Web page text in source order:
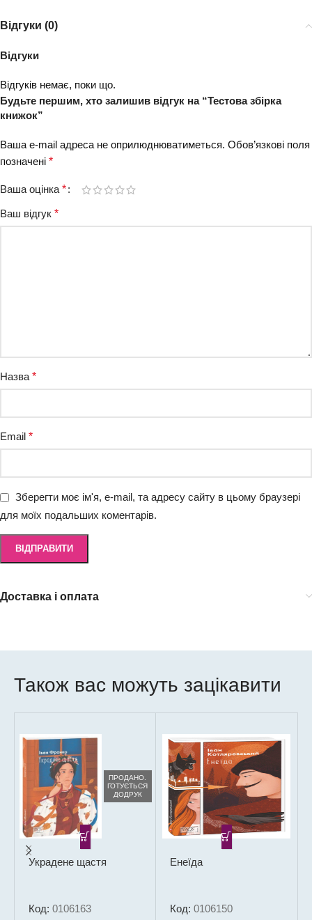
Відгуки (0)
Відгуки
Відгуків немає, поки що.
Будьте першим, хто залишив відгук на “Тестова збірка
книжок”
Ваша e-mail адреса не оприлюднюватиметься. Обов’язкові поля
позначені *
Ваша оцінка*
Ваш відгук *
Назва*
Email *
Зберегти моє ім'я, e-mail, та адресу сайту в цьому браузері
для моїх подальших коментарів.
Доставка і оплата
Також вас можуть зацікавити
ПРОДАНО.
ГОТУЄТЬСЯ
ДОДРУК
Украдене щастя
Код: 0106163
Енеїда
Код: 0106150